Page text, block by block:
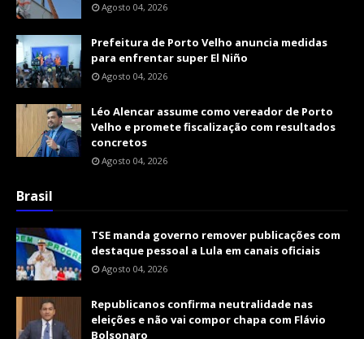
Agosto 04, 2026
Prefeitura de Porto Velho anuncia medidas
para enfrentar super El Niño
Agosto 04, 2026
Léo Alencar assume como vereador de Porto
Velho e promete fiscalização com resultados
concretos
Agosto 04, 2026
Brasil
TSE manda governo remover publicações com
destaque pessoal a Lula em canais oficiais
Agosto 04, 2026
Republicanos confirma neutralidade nas
eleições e não vai compor chapa com Flávio
Bolsonaro